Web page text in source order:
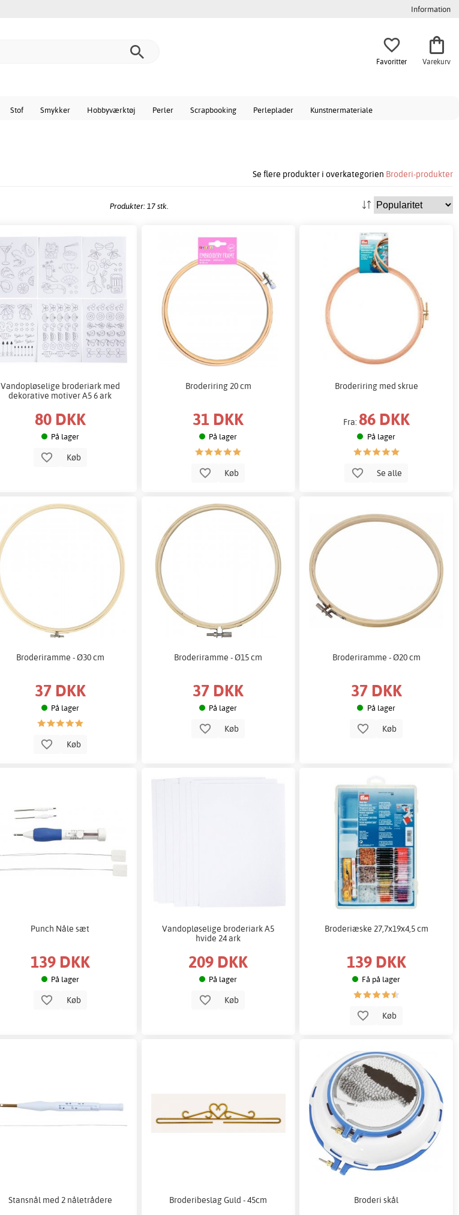
Information
Favoritter Varekurv
Stof Smykker Hobbyværktøj Perler Scrapbooking Perleplader Kunstnermateriale
Se flere produkter i overkategorien Broderi-produkter
Produkter: 17 stk.
Vandopløselige broderiark med
dekorative motiver A5 6 ark
80 DKK
På lager
Køb
Broderiring 20 cm
31 DKK
På lager
Køb
Broderiring med skrue
Fra: 86 DKK
På lager
Se alle
Broderiramme - Ø30 cm
37 DKK
På lager
Køb
Broderiramme - Ø15 cm
37 DKK
På lager
Køb
Broderiramme - Ø20 cm
37 DKK
På lager
Køb
Punch Nåle sæt
139 DKK
På lager
Køb
Vandopløselige broderiark A5
hvide 24 ark
209 DKK
På lager
Køb
Broderiæske 27,7x19x4,5 cm
139 DKK
Få på lager
Køb
Stansnål med 2 nåletrådere Broderibeslag Guld - 45cm Broderi skål